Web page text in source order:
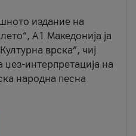
издание на
А1 Македонија ја
врска“, чиј
интерпретација на
народна песна